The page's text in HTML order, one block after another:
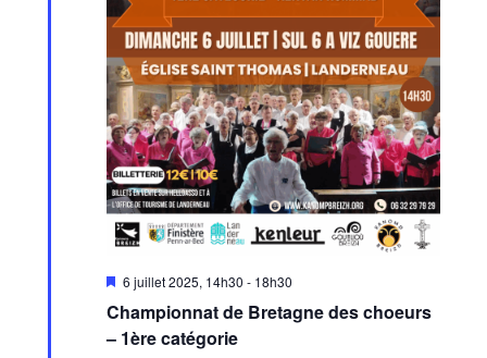
Mis
avant
6 juillet 2025, 14h30 - 18h30
Championnat de Bretagne des choeurs
– 1ère catégorie